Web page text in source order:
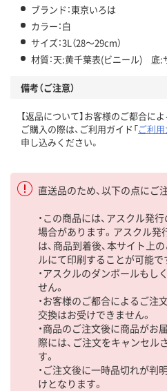
ブランド：東京いろは
カラー：白
サイズ：3L（28～29cm）
材質：天:黄千葉表(ビニール) 底:
備考（ご注意）
【返品について】お客様のご都合に
ご購入の際は、ご利用ガイド「ご利
申し込みください。
直送品のため、以下の点にご
・この商品には、アスクル発
場合があります。アスクル
は、商品到着後、本サイト上
ルにて印刷することが可能で
・アスクルのダンボールもし
せん。
・お客様のご都合によるご注
交換はお受けできません。
・商品のご注文後に商品がお
際には、ご注文をキャンセル
す。
・ご注文後に一時品切れが判
けとなります。